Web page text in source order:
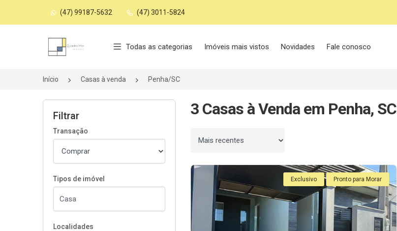
(47) 99187-5632 (47) 3011-5824
Página inicial
Todas as categorias Imóveis mais vistos Novidades Fale conosco
Início Casas à venda Penha/SC
Filtrar
Transação
Tipos de imóvel
Localidades
3 Casas à Venda em Penha, SC
Ordenar por
Exclusivo Pronto para Morar